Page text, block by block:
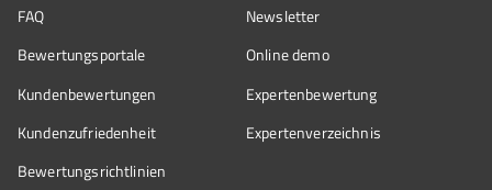
FAQ
Bewertungsportale
Kundenbewertungen
Kundenzufriedenheit
Bewertungs­richtlinien
Newsletter
Online demo
Expertenbewertung
Expertenverzeichnis